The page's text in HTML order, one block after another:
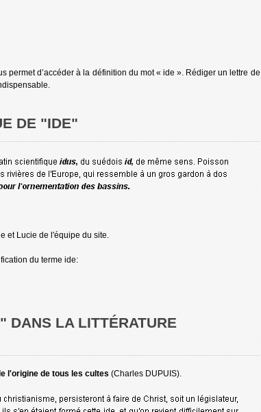
permet d’accéder à la définition du mot « ide ». Rédiger un lettre de
DE "IDE"
et Lucie de l'équipe du site.
du terme ide:
DANS LA LITTÉRATURE
l'origine de tous les cultes(Charles DUPUIS).